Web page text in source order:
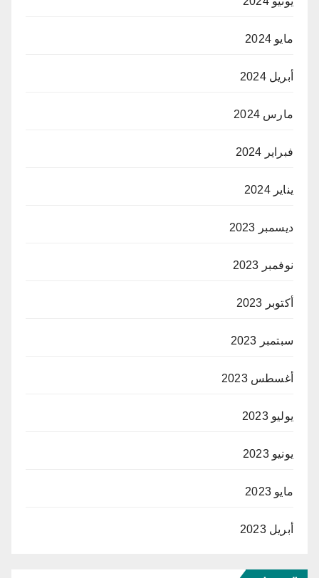
مايو 2024
أبريل 2024
مارس 2024
فبراير 2024
يناير 2024
ديسمبر 2023
نوفمبر 2023
أكتوبر 2023
سبتمبر 2023
أغسطس 2023
يوليو 2023
يونيو 2023
مايو 2023
أبريل 2023